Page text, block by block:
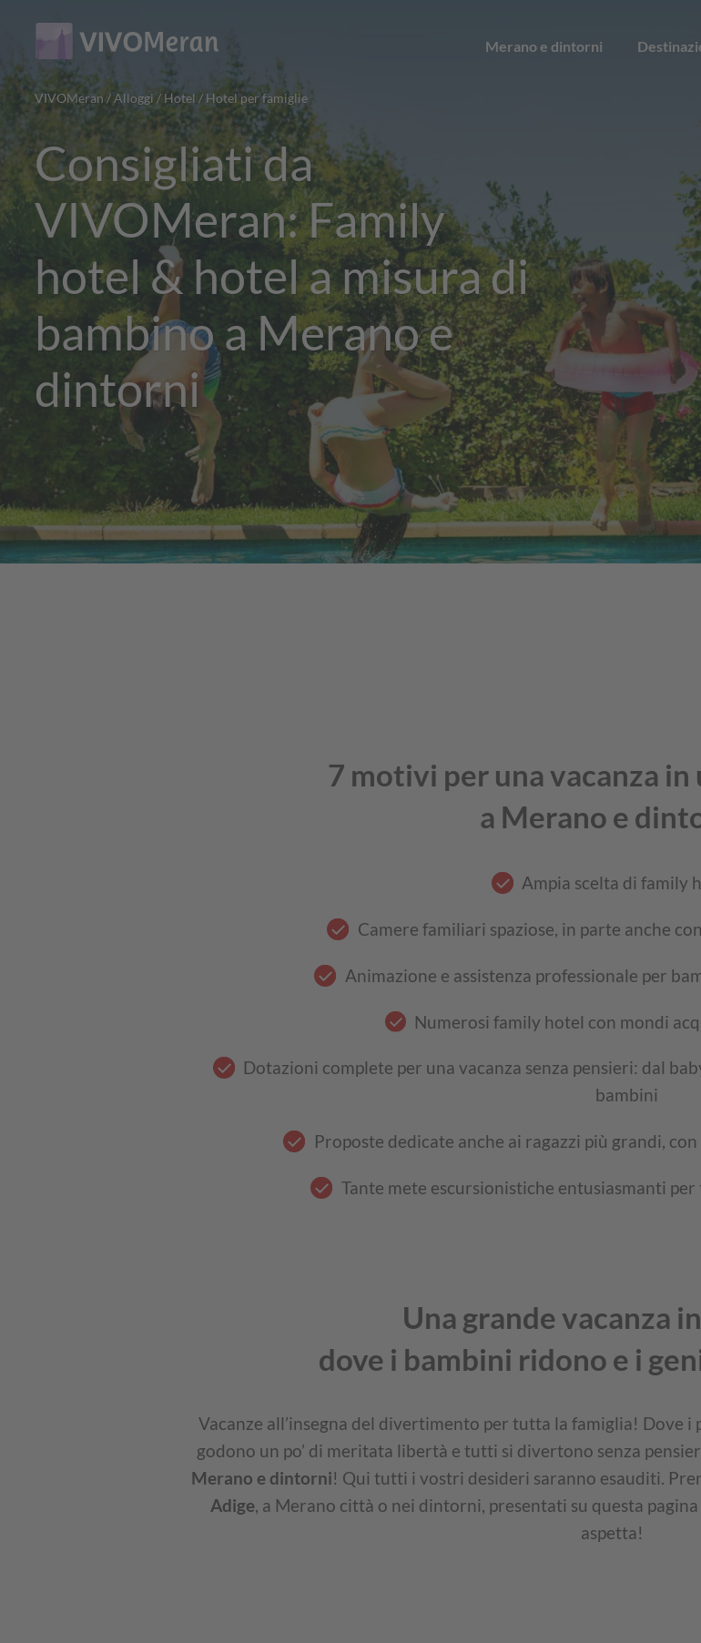
content
navigation
Merano e dintorni
VIVOMeran /Alloggi/ Hotel / Hotel per famiglie
Consigliati da
VIVOMeran: Family
hotel & hotel a misura di
bambino a Merano e
dintorni
7 motivi per una vacanza
a Merano e
Ampia scelta di family
Camere familiari spaziose, in parte anche
Animazione e assistenza professionale per
Numerosi family hotel con mondi
Dotazioni complete per una vacanza senza pensieri: dal
bambini
Proposte dedicate anche ai ragazzi più grandi,
Tante mete escursionistiche entusiasmanti
Una grande vacanza
dove i bambini ridono e i
Vacanze all’insegna del divertimento per tutta la famiglia! Dove
godono un po’ di meritata libertà e tutti si divertono senza
Merano e dintorni! Qui tutti i vostri desideri saranno esauditi.
Adige, a Merano città o nei dintorni, presentati su questa
aspetta!